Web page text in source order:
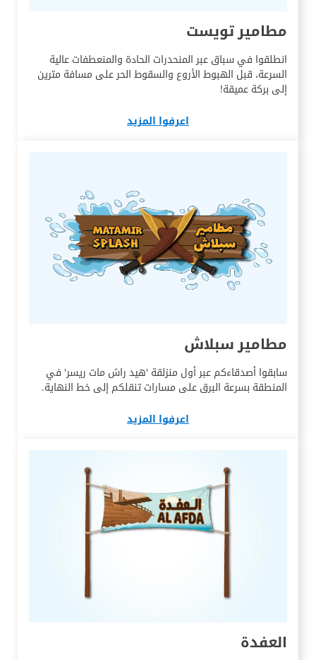
مطامير تويست
انطلقوا في سباق عبر المنحدرات الحادة والمنعطفات عالية
السرعة، قبل الهبوط الأروع والسقوط الحر على مسافة مترين
إلى بركة عميقة!
اعرفوا المزيد
مطامير سبلاش
سابقوا أصدقاءكم عبر أول منزلقة 'هيد راش مات ريسر' في
المنطقة بسرعة البرق على مسارات تنقلكم إلى خط النهاية.
اعرفوا المزيد
العفدة